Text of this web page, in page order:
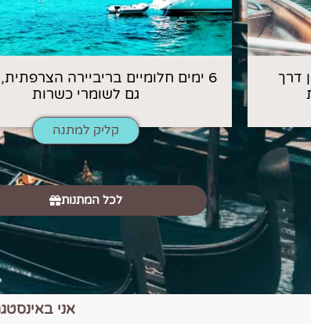
דרך
6 ימים חלומיים בריביירה
גם לשומרי כשרות
קליק למתנה
לכל המתנות
אני